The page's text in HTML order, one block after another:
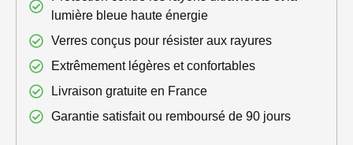
lumière bleue haute énergie
Verres conçus pour résister aux rayures
Extrêmement légères et confortables
Livraison gratuite en France
Garantie satisfait ou remboursé de 90 jours